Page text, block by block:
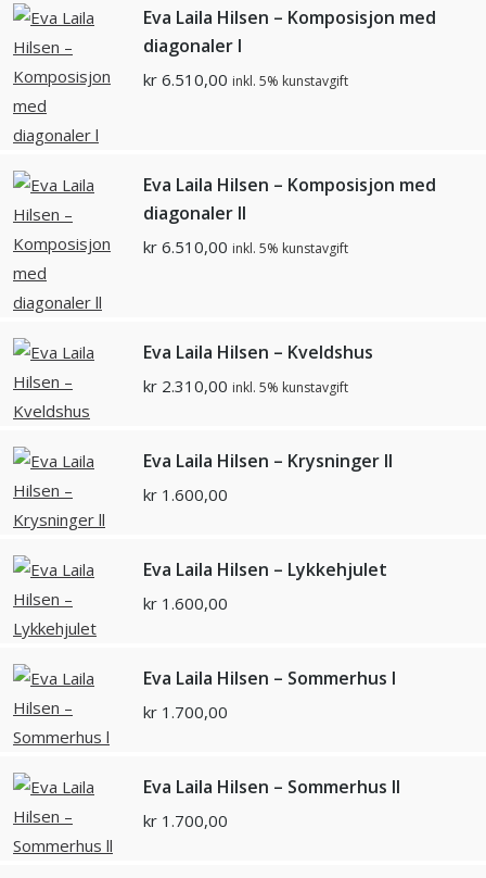
Eva Laila Hilsen – Komposisjon med
diagonaler l
kr 6.510,00 inkl. 5% kunstavgift
Eva Laila Hilsen – Komposisjon med
diagonaler ll
kr 6.510,00 inkl. 5% kunstavgift
Eva Laila Hilsen – Kveldshus
kr 2.310,00 inkl. 5% kunstavgift
Eva Laila Hilsen – Krysninger ll
kr 1.600,00
Eva Laila Hilsen – Lykkehjulet
kr 1.600,00
Eva Laila Hilsen – Sommerhus l
kr 1.700,00
Eva Laila Hilsen – Sommerhus ll
kr 1.700,00